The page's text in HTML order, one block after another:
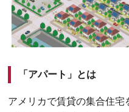
「アパート」とは
アメリカで賃貸の集合住宅